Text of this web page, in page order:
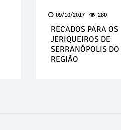
09/10/2017 280
RECADOS PARA OS
JERIQUEIROS DE
SERRANÓPOLIS
REGIÃO